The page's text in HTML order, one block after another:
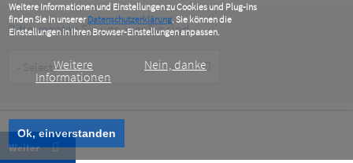
Weitere Informationen und Einstellungen zu Cookies und Plug-ins
finden Sie in unsererDatenschutzerklärung. Sie können die
Einstellungen in Ihren Browser-Einstellungen anpassen.
Weitere
Informationen
Nein, danke
Ok, einverstanden
Bitte verraten Sie uns, wer Sie sind
Type